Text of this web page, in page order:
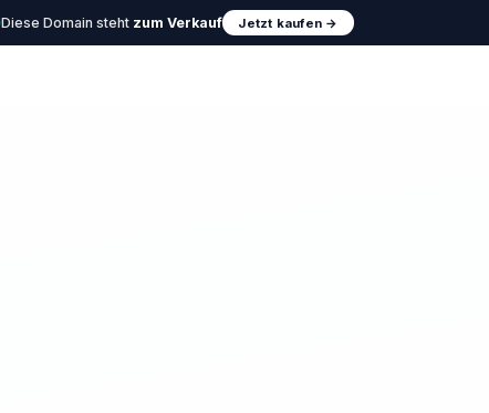
Diese Domain steht zum Verkauf Jetzt kaufen →